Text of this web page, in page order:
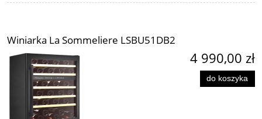
Winiarka La Sommeliere LSBU51DB2
4 990,00 zł
do koszyka